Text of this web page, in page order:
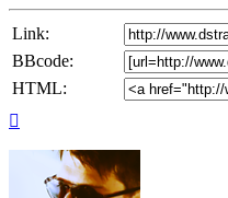
Link:
BBcode:
HTML: